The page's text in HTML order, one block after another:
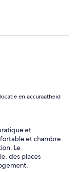
en accuraatheid
et
et chambre
Le
des places